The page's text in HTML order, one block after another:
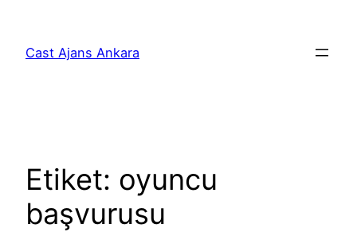
Cast Ajans Ankara
Etiket: oyuncu
başvurusu